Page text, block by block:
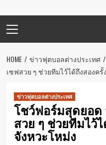
Menu
HOME ข่าวฟุตบอลต่างประเทศ
เซฟสวย ๆ ช่วยทีมไว้ได้ถึงสองครั้
ข่าวฟุตบอลต่างประเทศ
โชว์ฟอร์มสุดยอด
สวย ๆ ช่วยทีมไว้
จังหวะโหม่ง